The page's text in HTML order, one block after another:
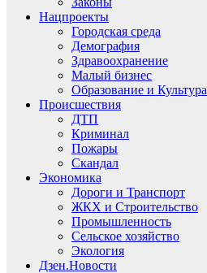
Нацпроекты
Городская среда
Демография
Здравоохранение
Малый бизнес
Образование и Культура
Происшествия
ДТП
Криминал
Пожары
Скандал
Экономика
Дороги и Транспорт
ЖКХ и Строительство
Промышленность
Сельское хозяйство
Экология
Дзен.Новости